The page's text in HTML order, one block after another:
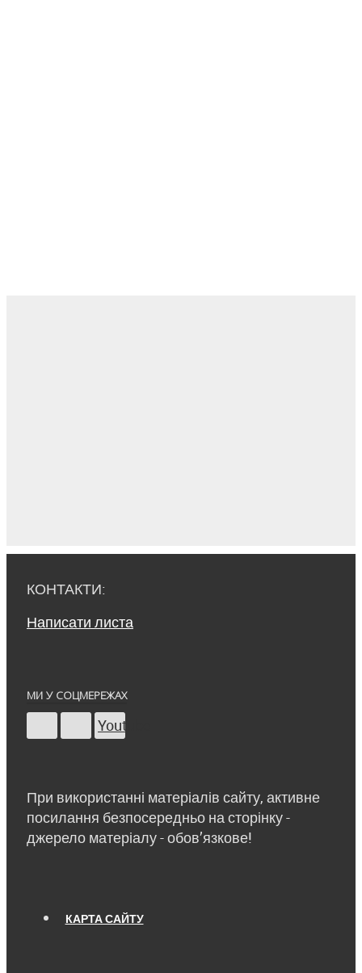
КОНТАКТИ:
Написати листа
МИ У СОЦМЕРЕЖАХ
Youtube
При використанні матеріалів сайту, активне
посилання безпосередньо на сторінку -
джерело матеріалу - обов’язкове!
КАРТА САЙТУ